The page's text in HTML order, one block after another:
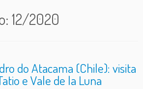
12/2020
do Atacama (Chile): visita
e Vale de la Luna